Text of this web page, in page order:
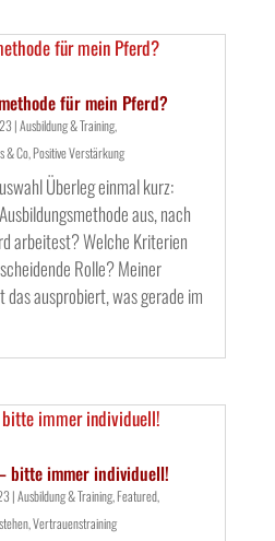
für mein Pferd?
|Ausbildung & Training,
& Co,Positive Verstärkung
Überleg einmal kurz:
aus, nach
arbeitest? Welche Kriterien
Rolle? Meiner
ausprobiert, was gerade im
bitte immer individuell!
|Ausbildung & Training,Featured,
,Vertrauenstraining